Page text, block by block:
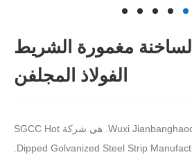
SGCC الساخنة مغمورة الشريط
الفولاذ المجلفن
Wuxi Jianbanghaoda Steel Co. ، Ltd. هي شركة SGCC Hot